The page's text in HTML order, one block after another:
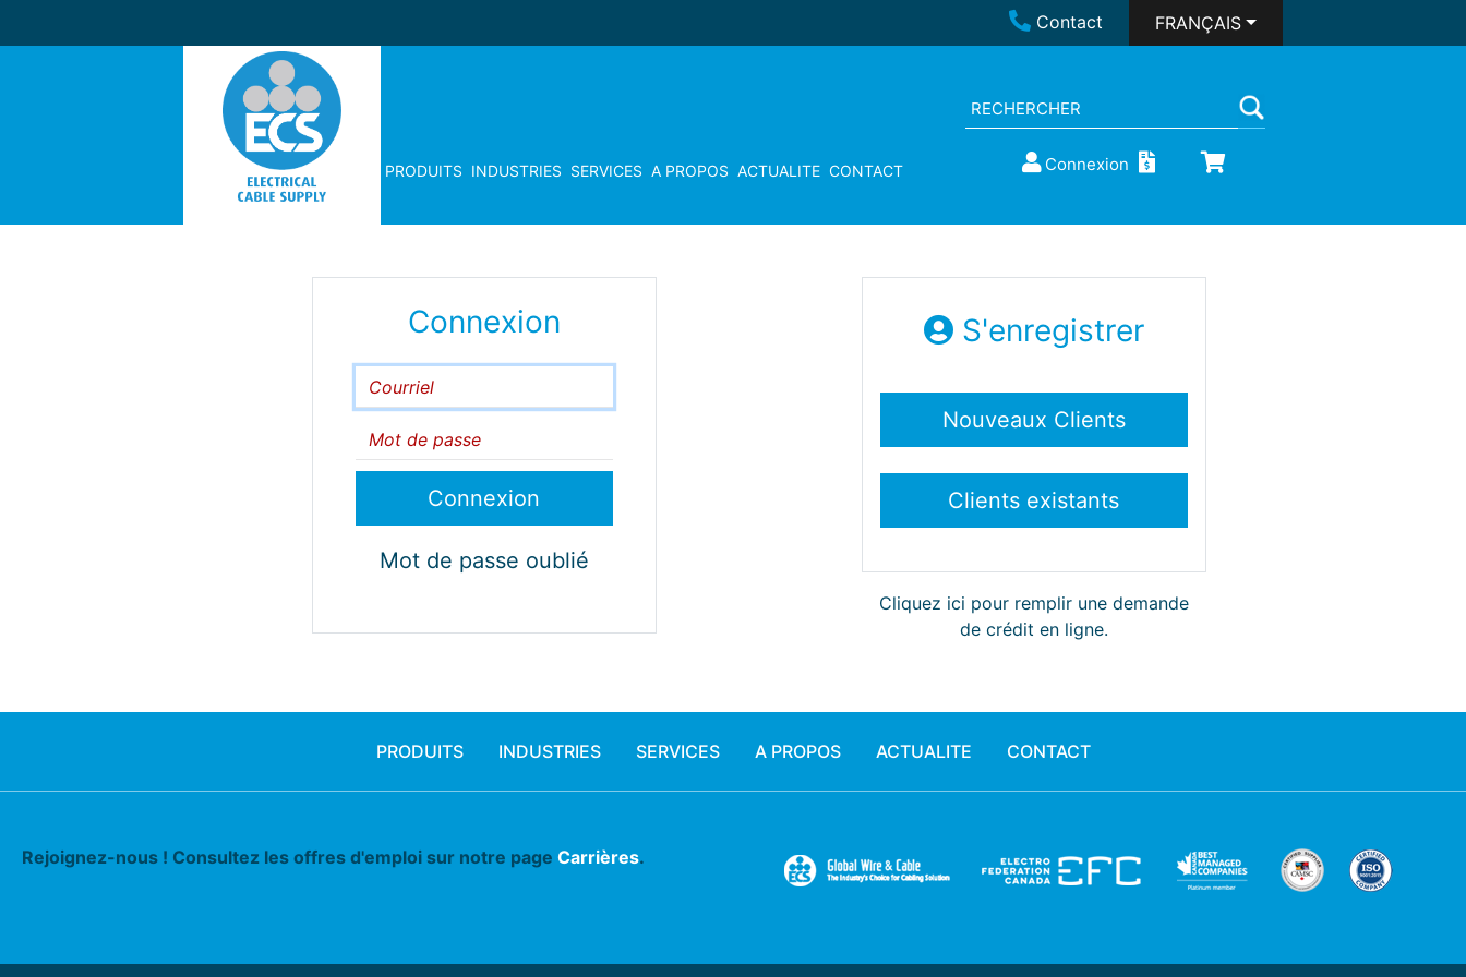
Contact FRANÇAIS
PRODUITS INDUSTRIES SERVICES A PROPOS ACTUALITE CONTACT Connexion
Connexion
Courriel
Mot de passe
Mot de passe oublié
S'enregistrer
Cliquez ici pour remplir une demande
de crédit en ligne.
PRODUITS INDUSTRIES SERVICES A PROPOS ACTUALITE CONTACT
Rejoignez-nous ! Consultez les offres d'emploi sur notre page Carrières.